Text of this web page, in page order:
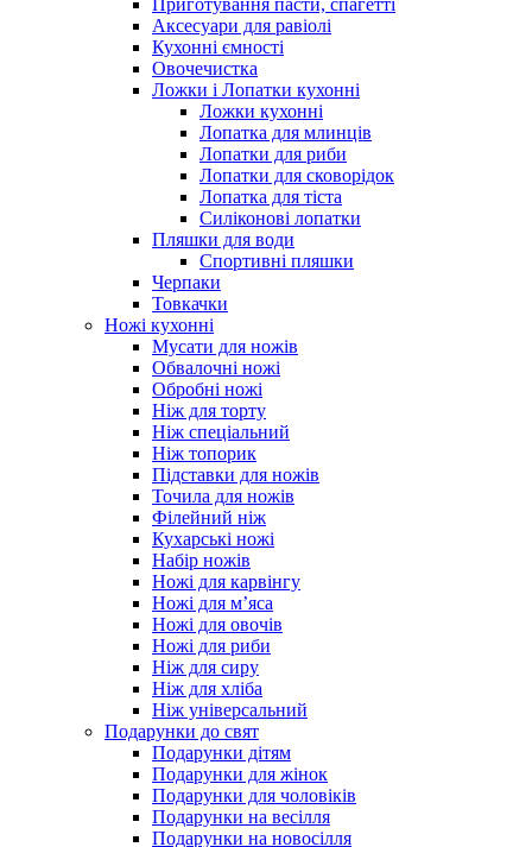
Приготування пасти, спагетті
Аксесуари для равіолі
Кухонні ємності
Овочечистка
Ложки і Лопатки кухонні
Ложки кухонні
Лопатка для млинців
Лопатки для риби
Лопатки для сковорідок
Лопатка для тіста
Силіконові лопатки
Пляшки для води
Спортивні пляшки
Черпаки
Товкачки
Ножі кухонні
Мусати для ножів
Обвалочні ножі
Обробні ножі
Ніж для торту
Ніж спеціальний
Ніж топорик
Підставки для ножів
Точила для ножів
Філейний ніж
Кухарські ножі
Набір ножів
Ножі для карвінгу
Ножі для м’яса
Ножі для овочів
Ножі для риби
Ніж для сиру
Ніж для хліба
Ніж універсальний
Подарунки до свят
Подарунки дітям
Подарунки для жінок
Подарунки для чоловіків
Подарунки на весілля
Подарунки на новосілля